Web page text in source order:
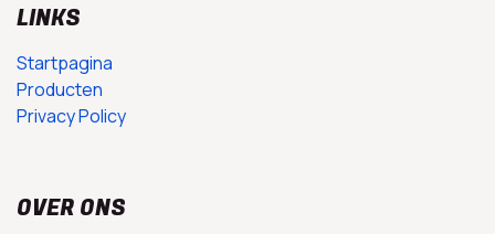
LINKS
Startpagina
Producten
Privacy Policy
OVER ONS